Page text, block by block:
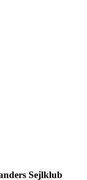
Sejlklub